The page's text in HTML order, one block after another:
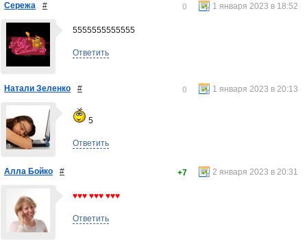
Сережа # 1 января 2023 в 18:52
0
5555555555555
Ответить
Натали Зеленко # 1 января 2023 в 20:13
0
5
Ответить
Алла Бойко # 2 января 2023 в 20:31
+7
♥♥♥ ♥♥♥ ♥♥♥
Ответить